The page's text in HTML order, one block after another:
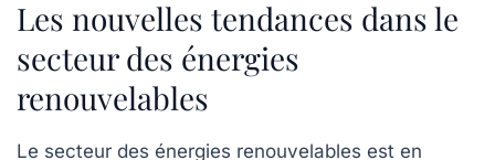
Les nouvelles tendances dans le
secteur des énergies
renouvelables
Le secteur des énergies renouvelables est en